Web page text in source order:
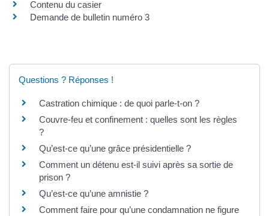
Contenu du casier
Demande de bulletin numéro 3
Questions ? Réponses !
Castration chimique : de quoi parle-t-on ?
Couvre-feu et confinement : quelles sont les règles
?
Qu’est-ce qu’une grâce présidentielle ?
Comment un détenu est-il suivi après sa sortie de
prison ?
Qu’est-ce qu’une amnistie ?
Comment faire pour qu’une condamnation ne figure